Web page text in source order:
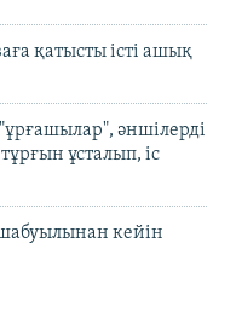
қатысты істі ашық
әншілерді
ұсталып, іс
кейін